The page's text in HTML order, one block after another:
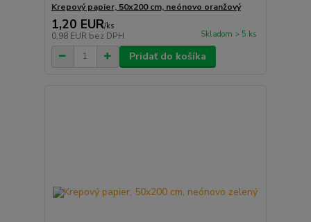
Krepový papier, 50x200 cm, neónovo oranžový
1,20 EUR/ks
0,98 EUR bez DPH Skladom > 5 ks
Pridať do košíka